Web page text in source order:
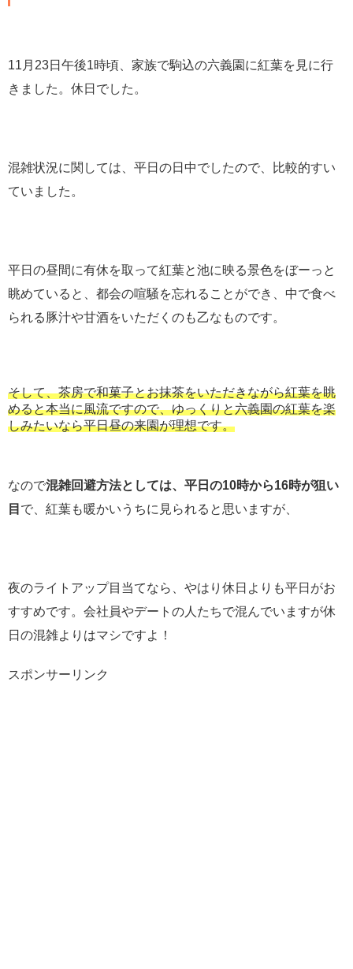
11月23日午後1時頃、家族で駒込の六義園に紅葉を見に行
きました。休日でした。
混雑状況に関しては、平日の日中でしたので、比較的すい
ていました。
平日の昼間に有休を取って紅葉と池に映る景色をぼーっと
眺めていると、都会の喧騒を忘れることができ、中で食べ
られる豚汁や甘酒をいただくのも乙なものです。
そして、茶房で和菓子とお抹茶をいただきながら紅葉を眺
めると本当に風流ですので、ゆっくりと六義園の紅葉を楽
しみたいなら平日昼の来園が理想です。
なので混雑回避方法としては、平日の10時から16時が狙い
目 で、紅葉も暖かいうちに見られると思いますが、
夜のライトアップ目当てなら、やはり休日よりも平日がお
すすめです。会社員やデートの人たちで混んでいますが休
日の混雑よりはマシですよ！
スポンサーリンク